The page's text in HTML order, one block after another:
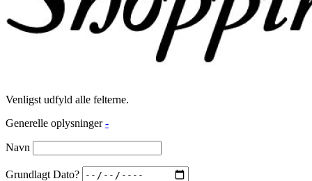
Venligst udfyld alle felterne.
Generelle oplysninger -
Navn
Grundlagt Dato?